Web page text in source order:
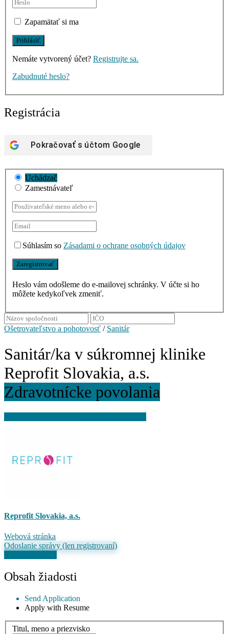
Zapamätať si ma
Nemáte vytvorený účet? Registrujte sa.
Zabudnuté heslo?
Registrácia
Pokračovať s účtom Google
Uchádzač
Zamestnávateľ
Súhlasím so Zásadami o ochrane osobných údajov
Heslo vám odošleme do e-mailovej schránky. V účte si ho
môžete kedykoľvek zmeniť.
Ošetrovateľstvo a pohotovosť / Sanitár
Sanitár/ka v súkromnej klinike
Reprofit Slovakia, a.s.
Zdravotnícke povolania
Reprofit Slovakia, a.s.
Webová stránka
Odoslanie správy (len registrovaní)
Obsah žiadosti
Send Application
Apply with Resume
Titul, meno a priezvisko